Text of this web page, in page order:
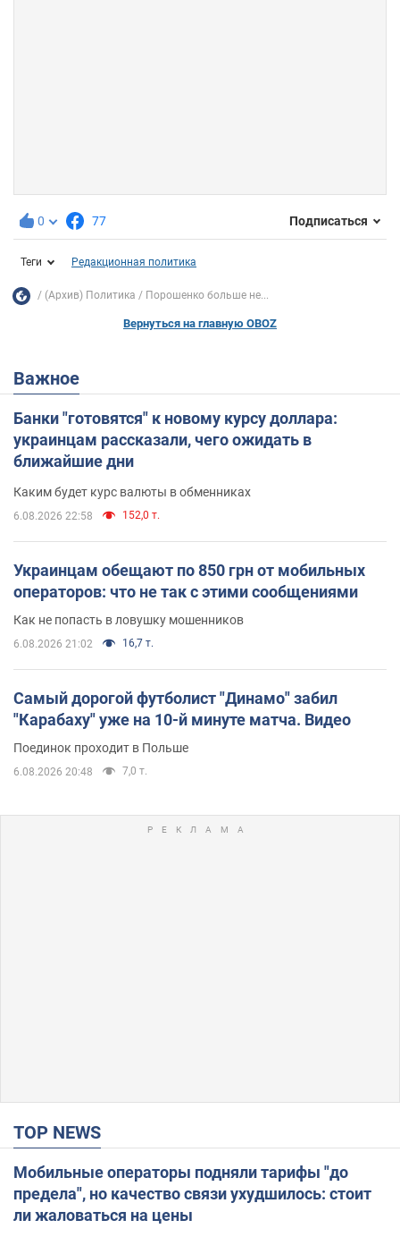
0 77 Подписаться
Теги Редакционная политика
(Архив) Политика Порошенко больше не...
Вернуться на главную OBOZ
Важное
Банки "готовятся" к новому курсу доллара:
украинцам рассказали, чего ожидать в
ближайшие дни
Каким будет курс валюты в обменниках
6.08.2026 22:58 152,0 т.
Украинцам обещают по 850 грн от мобильных
операторов: что не так с этими сообщениями
Как не попасть в ловушку мошенников
6.08.2026 21:02 16,7 т.
Самый дорогой футболист "Динамо" забил
"Карабаху" уже на 10-й минуте матча. Видео
Поединок проходит в Польше
6.08.2026 20:48 7,0 т.
TOP NEWS
Мобильные операторы подняли тарифы "до
предела", но качество связи ухудшилось: стоит
ли жаловаться на цены